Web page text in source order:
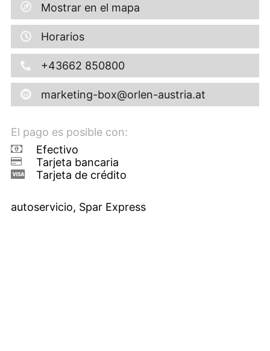
Mostrar en el mapa
Horarios
+43662 850800
marketing-box@orlen-austria.at
El pago es posible con:
Efectivo
Tarjeta bancaria
Tarjeta de crédito
autoservicio, Spar Express